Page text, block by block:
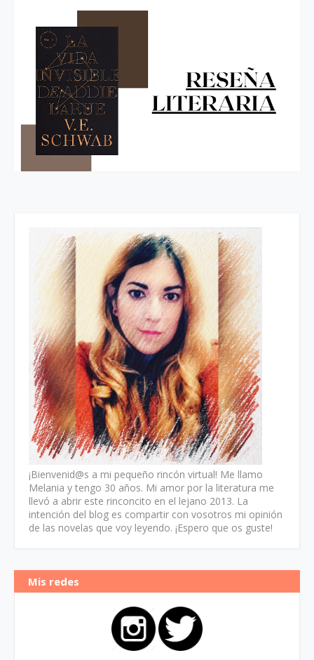
¡Bienvenid@s a mi pequeño rincón virtual! Me llamo
Melania y tengo 30 años. Mi amor por la literatura me
llevó a abrir este rinconcito en el lejano 2013. La
intención del blog es compartir con vosotros mi opinión
de las novelas que voy leyendo. ¡Espero que os guste!
Mis redes